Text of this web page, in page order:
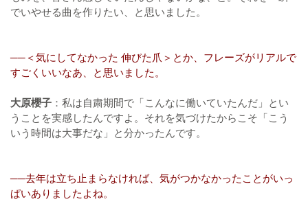
でいやせる曲を作りたい、と思いました。
──＜気にしてなかった 伸びた爪＞とか、フレーズがリアルで
すごくいいなあ、と思いました。
大原櫻子 ：私は自粛期間で「こんなに働いていたんだ」とい
うことを実感したんですよ。それを気づけたからこそ「こう
いう時間は大事だな」と分かったんです。
──去年は立ち止まらなければ、気がつかなかったことがいっ
ぱいありましたよね。